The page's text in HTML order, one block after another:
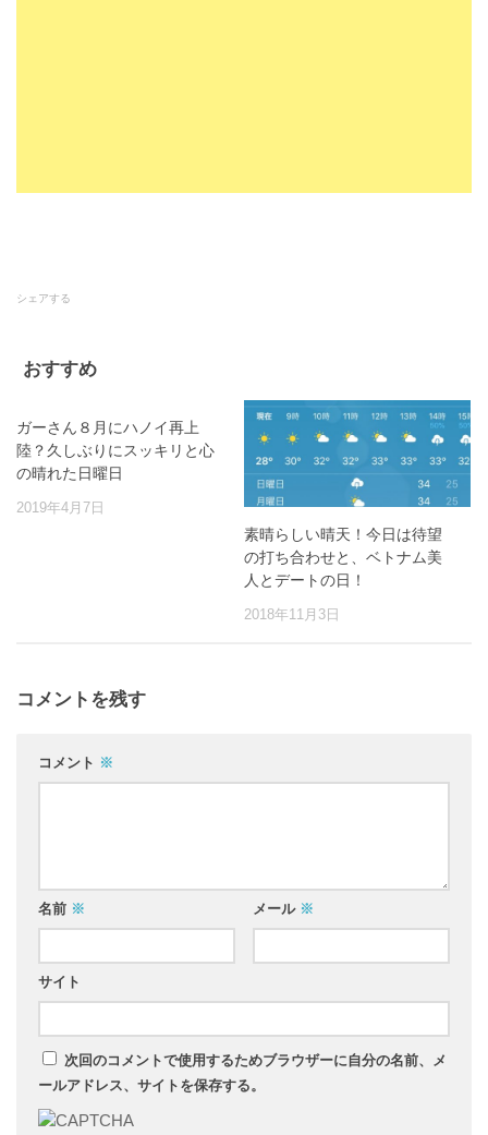
シェアする
おすすめ
ガーさん８月にハノイ再上
陸？久しぶりにスッキリと心
の晴れた日曜日
2019年4月7日
素晴らしい晴天！今日は待望
の打ち合わせと、ベトナム美
人とデートの日！
2018年11月3日
コメントを残す
コメント ※
名前 ※ メール ※
サイト
次回のコメントで使用するためブラウザーに自分の名前、メ
ールアドレス、サイトを保存する。